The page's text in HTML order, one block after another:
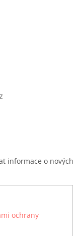
informace o nových
ochrany